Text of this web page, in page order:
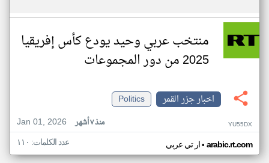
منتخب عربي وحيد يودع كأس إفريقيا
2025 من دور المجموعات
اخبار جزر القمر
Politics
Jan 01, 2026
منذ ٧ أشهر YU55DX
ار تي عربي• arabic.rt.com عدد الكلمات: ١١٠